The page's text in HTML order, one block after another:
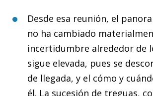
Desde esa reunión, el
no ha cambiado
incertidumbre alrededor de
sigue elevada, pues se
de llegada, y el cómo y
él. La sucesión de treguas,